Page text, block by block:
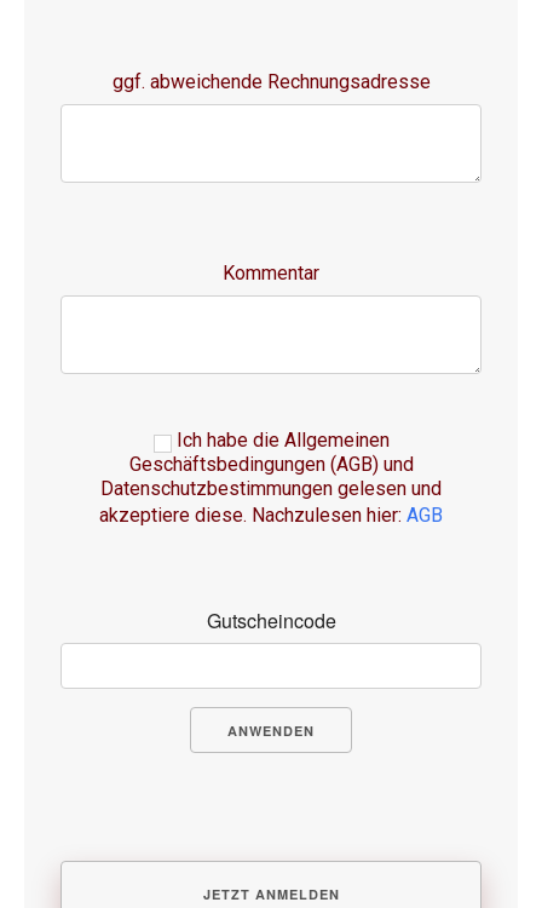
ggf. abweichende Rechnungsadresse
Kommentar
Ich habe die Allgemeinen
Geschäftsbedingungen (AGB) und
Datenschutzbestimmungen gelesen und
akzeptiere diese. Nachzulesen hier: AGB
Gutscheincode
ANWENDEN